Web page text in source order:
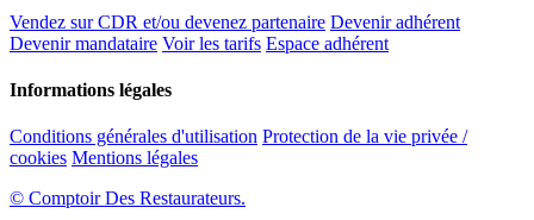
Vendez sur CDR et/ou devenez partenaire Devenir adhérent
Devenir mandataire Voir les tarifs Espace adhérent
Informations légales
Conditions générales d'utilisation Protection de la vie privée /
cookies Mentions légales
© Comptoir Des Restaurateurs.